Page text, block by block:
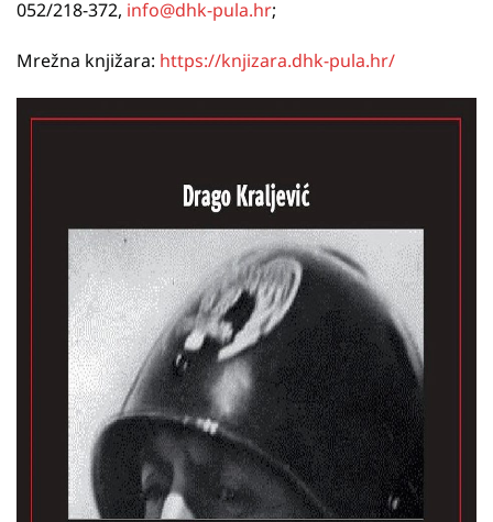
052/218-372, info@dhk-pula.hr;
Mrežna knjižara: https://knjizara.dhk-pula.hr/